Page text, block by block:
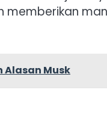
memberikan
Alasan Musk